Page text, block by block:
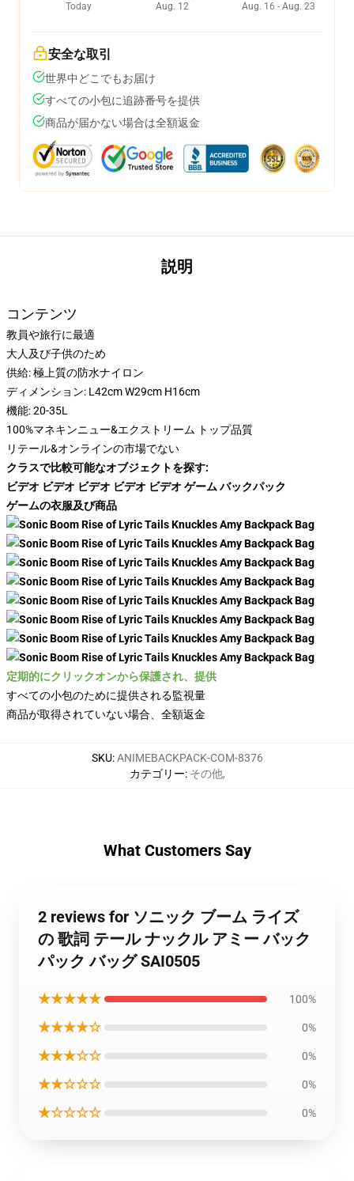
Today
Aug. 12
Aug. 16 - Aug. 23
安全な取引
世界中どこでもお届け
すべての小包に追跡番号を提供
商品が届かない場合は全額返金
説明
コンテンツ
教員や旅行に最適
大人及び子供のため
供給: 極上質の防水ナイロン
ディメンション: L42cm W29cm H16cm
機能: 20-35L
100%マネキンニュー&エクストリーム トップ品質
リテール&オンラインの市場でない
クラスで比較可能なオブジェクトを探す:
ビデオ ビデオ ビデオ ビデオ ビデオ ゲーム バックパック
ゲームの衣服及び商品
定期的にクリックオンから保護され、提供
すべての小包のために提供される監視量
商品が取得されていない場合、全額返金
SKU:ANIMEBACKPACK-COM-8376
カテゴリー: その他,
What Customers Say
2 reviews for ソニック ブーム ライズ
の 歌詞 テール ナックル アミー バック
パック バッグ SAI0505
★★★★★ 100%
★★★★☆ 0%
★★★☆☆ 0%
★★☆☆☆ 0%
★☆☆☆☆ 0%